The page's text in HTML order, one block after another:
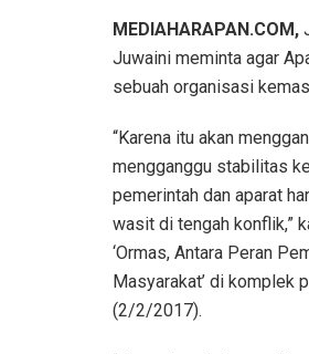
MEDIAHARAPAN.COM,
Juwaini meminta agar
sebuah organisasi
“Karena itu akan
mengganggu stabilitas
pemerintah dan aparat
wasit di tengah konflik,”
‘Ormas, Antara Peran
Masyarakat’ di komplek
(2/2/2017).